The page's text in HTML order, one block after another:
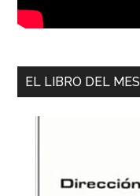
EL LIBRO DEL MES